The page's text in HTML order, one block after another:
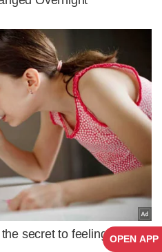
OPEN APP